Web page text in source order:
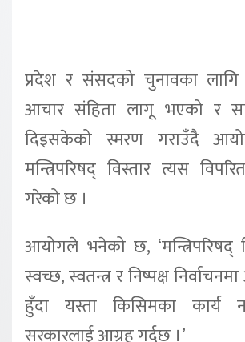
प्रदेश र संसदको चुनावका
आचार संहिता लागू भएको र
दिइसकेको स्मरण गराउँदै
मन्त्रिपरिषद् विस्तार त्यस
गरेको छ ।
आयोगले भनेको छ, ‘मन्त्रिपरिषद्
स्वच्छ, स्वतन्त्र र निष्पक्ष
हुँदा यस्ता किसिमका कार्य
सरकारलाई आग्रह गर्दछ ।’